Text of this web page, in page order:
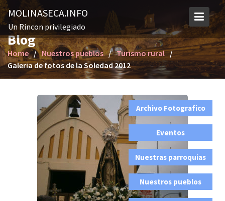
S
k
p
t
o
c
MOLINASECA.INFO
Un Rincon privilegiado
Blog
Home Nuestros pueblos Turismo rural
Galeria de fotos de la Soledad 2012
Archivo Fotografico
,
Eventos
,
Nuestras parroquias
,
Nuestros pueblos
,